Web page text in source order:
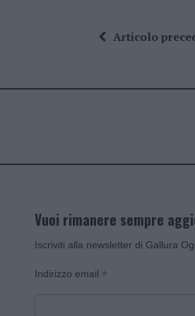
te ata
Articolo
Vuoi rimanere sempre
Iscriviti alla newsletter di Gallura
Indirizzo email *